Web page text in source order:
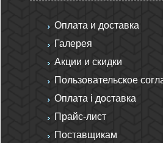
Оплата и доставка
Галерея
Акции и скидки
Пользовательское
Оплата і доставка
Прайс-лист
Поставщикам